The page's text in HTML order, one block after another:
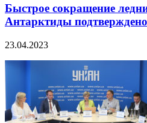
Быстрое сокращение
Антарктиды
23.04.2023